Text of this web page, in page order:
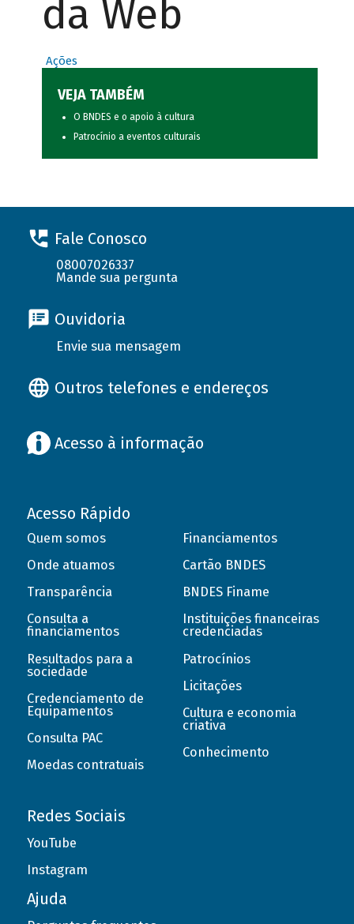
da Web
Ações
VEJA TAMBÉM
O BNDES e o apoio à cultura
Patrocínio a eventos culturais
Fale Conosco
08007026337
Mande sua pergunta
Ouvidoria
Envie sua mensagem
Outros telefones e endereços
Acesso à informação
Acesso Rápido
Quem somos
Onde atuamos
Transparência
Consulta a
financiamentos
Resultados para a
sociedade
Credenciamento de
Equipamentos
Consulta PAC
Moedas contratuais
Financiamentos
Cartão BNDES
BNDES Finame
Instituições financeiras
credenciadas
Patrocínios
Licitações
Cultura e economia
criativa
Conhecimento
Redes Sociais
YouTube
Instagram
Ajuda